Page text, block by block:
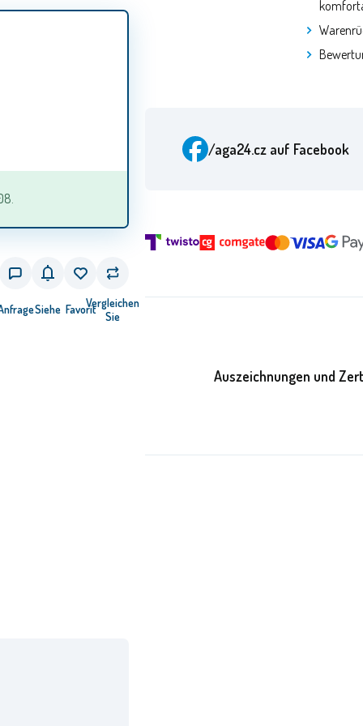
Siehe FavoritVergleichen
Sie
/aga24.cz auf Facebook
Auszeichnungen und